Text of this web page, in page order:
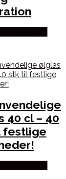
40 cl – 40
festlige